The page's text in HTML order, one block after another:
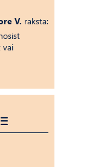
V. raksta:
vai